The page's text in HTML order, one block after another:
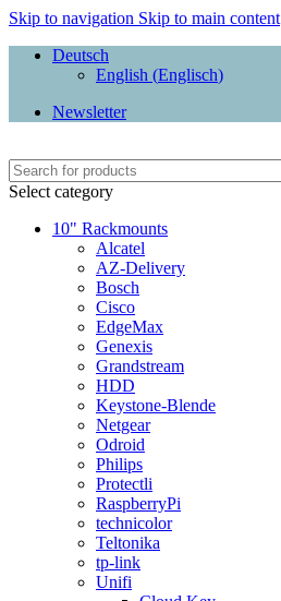
Skip to navigation Skip to main content
Deutsch
English (Englisch)
Newsletter
Select category
10" Rackmounts
Alcatel
AZ-Delivery
Bosch
Cisco
EdgeMax
Genexis
Grandstream
HDD
Keystone-Blende
Netgear
Odroid
Philips
Protectli
RaspberryPi
technicolor
Teltonika
tp-link
Unifi